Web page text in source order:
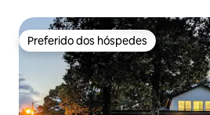
Preferido dos hóspedes
Preferido dos hóspedes